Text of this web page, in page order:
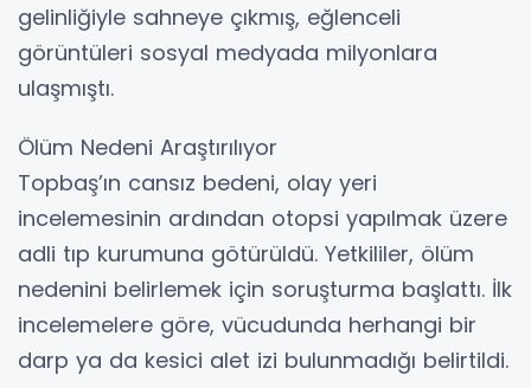
gelinliğiyle sahneye çıkmış, eğlenceli
görüntüleri sosyal medyada milyonlara
ulaşmıştı.
Ölüm Nedeni Araştırılıyor
Topbaş’ın cansız bedeni, olay yeri
incelemesinin ardından otopsi yapılmak üzere
adli tıp kurumuna götürüldü. Yetkililer, ölüm
nedenini belirlemek için soruşturma başlattı. İlk
incelemelere göre, vücudunda herhangi bir
darp ya da kesici alet izi bulunmadığı belirtildi.